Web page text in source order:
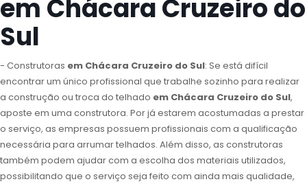
em Chácara Cruzeiro do
Sul
- Construtoras em Chácara Cruzeiro do Sul: Se está difícil
encontrar um único profissional que trabalhe sozinho para realizar
a construção ou troca do telhado em Chácara Cruzeiro do Sul,
aposte em uma construtora. Por já estarem acostumadas a prestar
o serviço, as empresas possuem profissionais com a qualificação
necessária para arrumar telhados. Além disso, as construtoras
também podem ajudar com a escolha dos materiais utilizados,
possibilitando que o serviço seja feito com ainda mais qualidade,